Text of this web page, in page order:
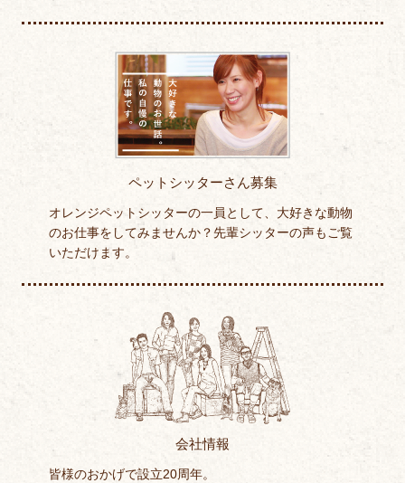
ペットシッターさん募集
オレンジペットシッターの一員として、大好きな動物
のお仕事をしてみませんか？先輩シッターの声もご覧
いただけます。
会社情報
皆様のおかげで設立20周年。